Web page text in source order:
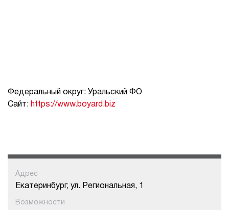
Федеральный округ: Уральский ФО
Сайт: https://www.boyard.biz
Адрес
Екатеринбург, ул. Региональная, 1
Возможности